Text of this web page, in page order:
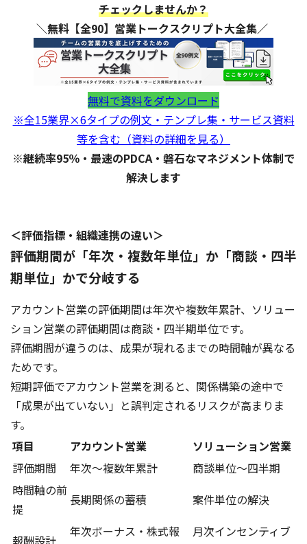
チェックしませんか？
＼無料【全90】営業トークスクリプト大全集／
無料で資料をダウンロード
※全15業界×6タイプの例文・テンプレ集・サービス資料
等を含む（資料の詳細を見る）
※継続率95％・最速のPDCA・磐石なマネジメント体制で
解決します
＜評価指標・組織連携の違い＞
評価期間が「年次・複数年単位」か「商談・四半
期単位」かで分岐する
アカウント営業の評価期間は年次や複数年累計、ソリュー
ション営業の評価期間は商談・四半期単位です。
評価期間が違うのは、成果が現れるまでの時間軸が異なる
ためです。
短期評価でアカウント営業を測ると、関係構築の途中で
「成果が出ていない」と誤判定されるリスクが高まりま
す。
項目
アカウント営業
ソリューション営業
評価期間
年次〜複数年累計
商談単位〜四半期
時間軸の前
提
長期関係の蓄積 案件単位の解決
年次ボーナス・株式報
月次インセンティブ